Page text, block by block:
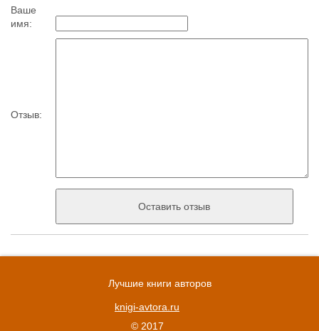
Ваше
имя:
Отзыв:
Лучшие книги авторов
knigi-avtora.ru
© 2017